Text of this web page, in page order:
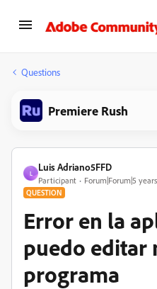
Questions
Premiere Rush
L
Luis Adriano5FFD
Participant Forum|Forum|5
QUESTION
Error en la
puedo editar
programa